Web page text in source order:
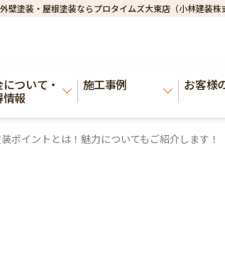
壁塗装・屋根塗装ならプロタイムズ大東店（小林建装株
ついて・
情報
施工事例 お客様
ポイントとは！魅力についてもご紹介します！